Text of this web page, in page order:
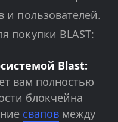
и пользователей.
покупки BLAST:
Blast:
вам полностью
блокчейна
свапов между